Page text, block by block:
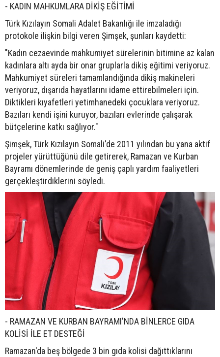
- KADIN MAHKUMLARA DİKİŞ EĞİTİMİ
Türk Kızılayın Somali Adalet Bakanlığı ile imzaladığı
protokole ilişkin bilgi veren Şimşek, şunları kaydetti:
"Kadın cezaevinde mahkumiyet sürelerinin bitimine az kalan
kadınlara altı ayda bir onar gruplarla dikiş eğitimi veriyoruz.
Mahkumiyet süreleri tamamlandığında dikiş makineleri
veriyoruz, dışarıda hayatlarını idame ettirebilmeleri için.
Diktikleri kıyafetleri yetimhanedeki çocuklara veriyoruz.
Bazıları kendi işini kuruyor, bazıları evlerinde çalışarak
bütçelerine katkı sağlıyor."
Şimşek, Türk Kızılayın Somali'de 2011 yılından bu yana aktif
projeler yürüttüğünü dile getirerek, Ramazan ve Kurban
Bayramı dönemlerinde de geniş çaplı yardım faaliyetleri
gerçekleştirdiklerini söyledi.
- RAMAZAN VE KURBAN BAYRAMI'NDA BİNLERCE GIDA
KOLİSİ İLE ET DESTEĞİ
Ramazan'da beş bölgede 3 bin gıda kolisi dağıttıklarını